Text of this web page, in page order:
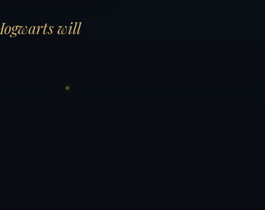
will